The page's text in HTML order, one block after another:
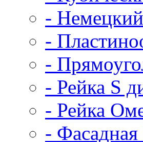
-
-
-
- Рейка S
- Рейка
- Фасадная